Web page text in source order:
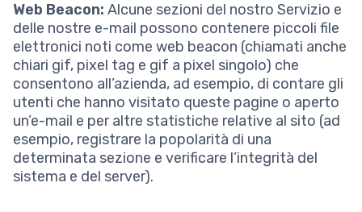
Web Beacon: Alcune sezioni del nostro Servizio e
delle nostre e-mail possono contenere piccoli file
elettronici noti come web beacon (chiamati anche
chiari gif, pixel tag e gif a pixel singolo) che
consentono all’azienda, ad esempio, di contare gli
utenti che hanno visitato queste pagine o aperto
un’e-mail e per altre statistiche relative al sito (ad
esempio, registrare la popolarità di una
determinata sezione e verificare l’integrità del
sistema e del server).